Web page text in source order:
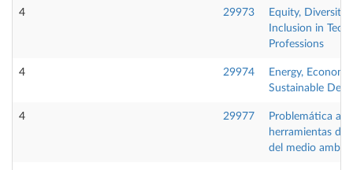
4 29973
Equity, Diversity
Inclusion in
Professions
4 29974
Energy,
Sustainable
4 29977
Problemática
herramientas de
del medio